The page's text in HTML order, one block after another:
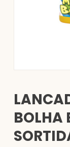
BOLHA